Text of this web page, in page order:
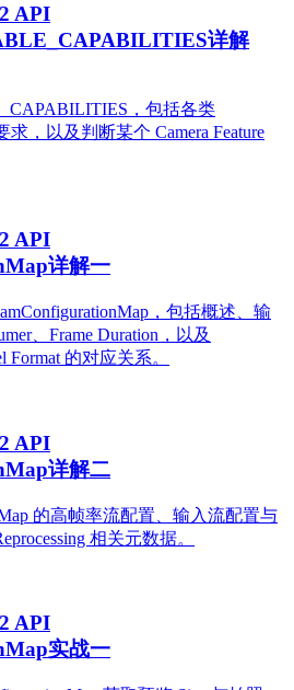
API
详解
，包括各类
，以及判断某个 Camera Feature
API
详解一
，包括概述、输
、Frame Duration，以及
Format 的对应关系。
API
详解二
的高帧率流配置、输入流配置与
相关元数据。
API
实战一